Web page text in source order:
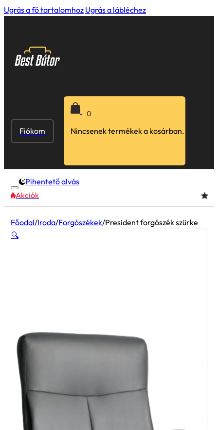
Ugrás a fő tartalomhoz Ugrás a lábléchez
Fiókom
0
Nincsenek termékek a kosárban.
Pihentető alvás
Akciók
Főodal/Iroda/Forgószékek/President forgószék szürke
🔍